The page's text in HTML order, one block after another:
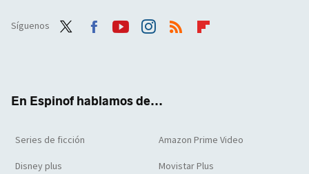
Síguenos
En Espinof hablamos de...
Series de ficción Amazon Prime Video
Disney plus Movistar Plus